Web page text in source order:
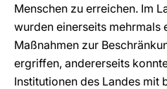
Menschen zu erreichen. Im
wurden einerseits mehrmals
Maßnahmen zur
ergriffen, andererseits
Institutionen des Landes mit